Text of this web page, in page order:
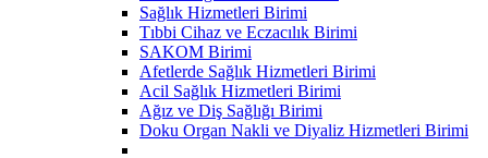
Sağlık Hizmetleri Birimi
Tıbbi Cihaz ve Eczacılık Birimi
SAKOM Birimi
Afetlerde Sağlık Hizmetleri Birimi
Acil Sağlık Hizmetleri Birimi
Ağız ve Diş Sağlığı Birimi
Doku Organ Nakli ve Diyaliz Hizmetleri Birimi